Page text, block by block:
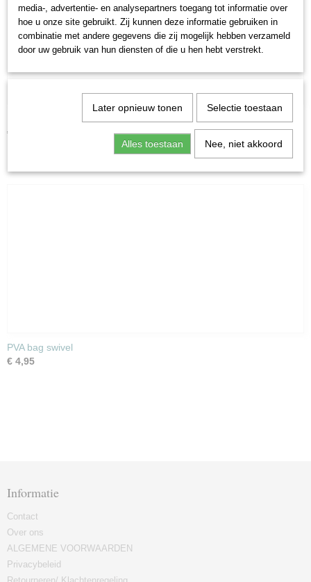
€ 4,95
PVA bag swivel
€ 4,95
Informatie
Contact
Over ons
ALGEMENE VOORWAARDEN
Privacybeleid
media-, advertentie- en analysepartners toegang tot informatie over
hoe u onze site gebruikt. Zij kunnen deze informatie gebruiken in
combinatie met andere gegevens die zij mogelijk hebben verzameld
door uw gebruik van hun diensten of die u hen hebt verstrekt.
Later opnieuw tonen Selectie toestaan
Alles toestaan Nee, niet akkoord